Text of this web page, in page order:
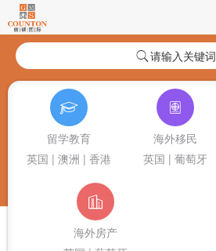
请输入关键词
留学教育
英国 | 澳洲 | 香港
海外移民
英国 | 葡萄牙
海外房产